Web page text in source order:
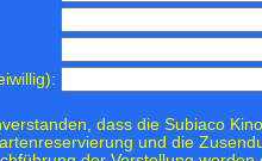
dass die Subiaco
und die